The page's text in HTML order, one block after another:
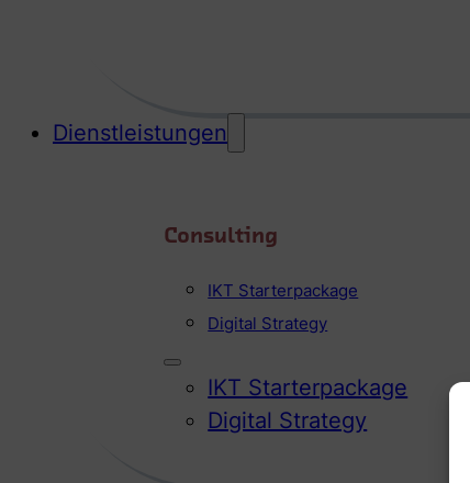
Dienstleistungen
Consulting
IKT Starterpackage
Digital Strategy
IKT Starterpackage
Digital Strategy